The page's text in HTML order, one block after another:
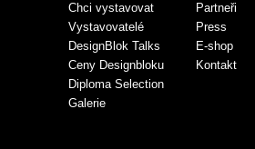
Chci vystavovat
Vystavovatelé
DesignBlok Talks
Ceny Designbloku
Diploma Selection
Galerie
Partneři
Press
E-shop
Kontakt